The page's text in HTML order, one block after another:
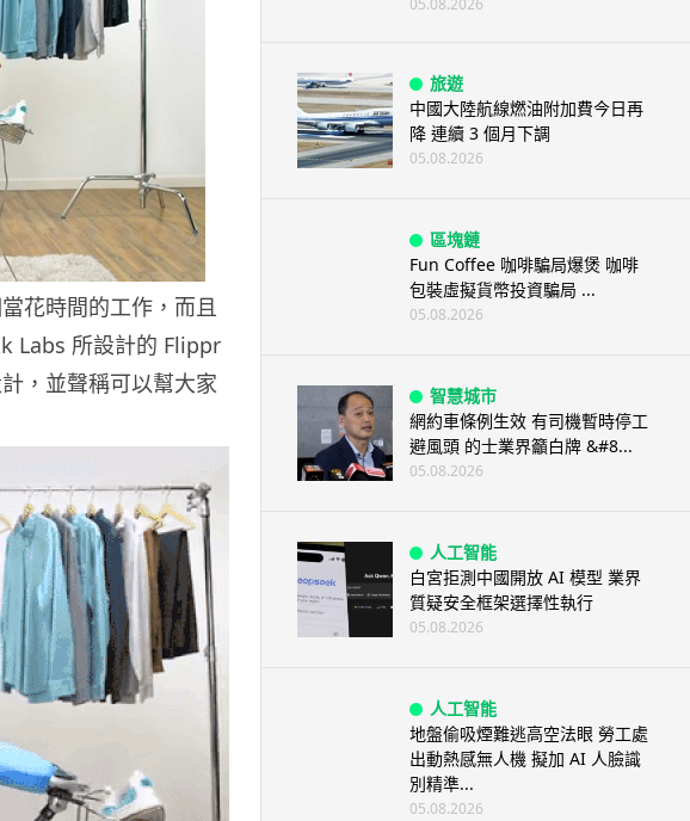
花時間的工作，而且
Labs 所設計的 Flippr
，並聲稱可以幫大家
旅遊
中國大陸航線燃油附加費今日再
降 連續 3 個月下調
05.08.2026
區塊鏈
Fun Coffee 咖啡騙局爆煲 咖啡
包裝虛擬貨幣投資騙局 ...
05.08.2026
智慧城市
網約車條例生效 有司機暫時停工
避風頭 的士業界籲白牌 &#8...
05.08.2026
人工智能
白宮拒測中國開放 AI 模型 業界
質疑安全框架選擇性執行
05.08.2026
人工智能
地盤偷吸煙難逃高空法眼 勞工處
出動熱感無人機 擬加 AI 人臉識
別精準...
05.08.2026